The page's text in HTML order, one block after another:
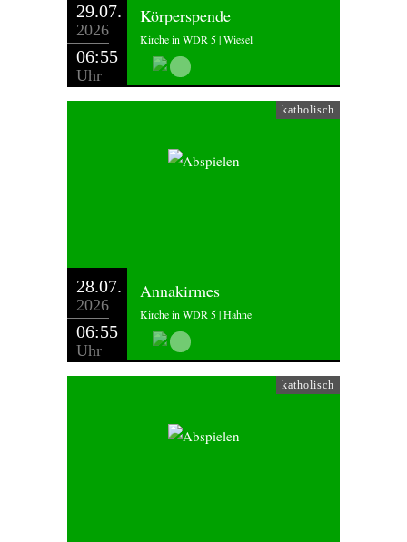
29.07.
2026
06:55
Uhr
Körperspende
Kirche in WDR 5 | Wiesel
katholisch
28.07.
2026
06:55
Uhr
Annakirmes
Kirche in WDR 5 | Hahne
katholisch